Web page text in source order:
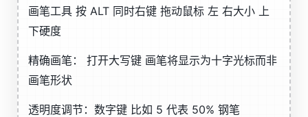
画笔工具 按 ALT 同时右键 拖动鼠标 左 右大小 上
下硬度
精确画笔： 打开大写键 画笔将显示为十字光标而非
画笔形状
透明度调节：数字键 比如 5 代表 50% 钢笔